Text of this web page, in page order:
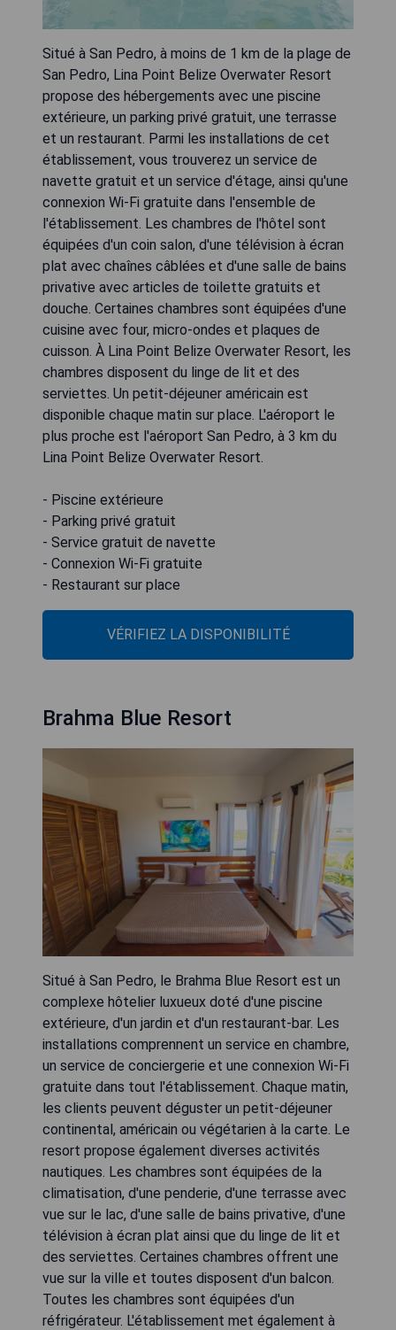
Situé à San Pedro, à moins de 1 km de la plage de
San Pedro, Lina Point Belize Overwater Resort
propose des hébergements avec une piscine
extérieure, un parking privé gratuit, une terrasse
et un restaurant. Parmi les installations de cet
établissement, vous trouverez un service de
navette gratuit et un service d'étage, ainsi qu'une
connexion Wi-Fi gratuite dans l'ensemble de
l'établissement. Les chambres de l'hôtel sont
équipées d'un coin salon, d'une télévision à écran
plat avec chaînes câblées et d'une salle de bains
privative avec articles de toilette gratuits et
douche. Certaines chambres sont équipées d'une
cuisine avec four, micro-ondes et plaques de
cuisson. À Lina Point Belize Overwater Resort, les
chambres disposent du linge de lit et des
serviettes. Un petit-déjeuner américain est
disponible chaque matin sur place. L'aéroport le
plus proche est l'aéroport San Pedro, à 3 km du
Lina Point Belize Overwater Resort.
- Piscine extérieure
- Parking privé gratuit
- Service gratuit de navette
- Connexion Wi-Fi gratuite
- Restaurant sur place
VÉRIFIEZ LA DISPONIBILITÉ
Brahma Blue Resort
Situé à San Pedro, le Brahma Blue Resort est un
complexe hôtelier luxueux doté d'une piscine
extérieure, d'un jardin et d'un restaurant-bar. Les
installations comprennent un service en chambre,
un service de conciergerie et une connexion Wi-Fi
gratuite dans tout l'établissement. Chaque matin,
les clients peuvent déguster un petit-déjeuner
continental, américain ou végétarien à la carte. Le
resort propose également diverses activités
nautiques. Les chambres sont équipées de la
climatisation, d'une penderie, d'une terrasse avec
vue sur le lac, d'une salle de bains privative, d'une
télévision à écran plat ainsi que du linge de lit et
des serviettes. Certaines chambres offrent une
vue sur la ville et toutes disposent d'un balcon.
Toutes les chambres sont équipées d'un
réfrigérateur. L'établissement met également à